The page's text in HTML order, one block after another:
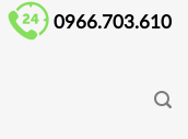
0966.703.610